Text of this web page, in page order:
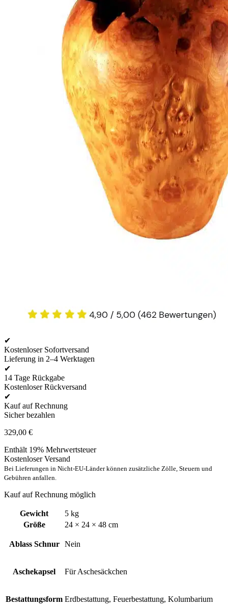
✔
Kostenloser Sofortversand
Lieferung in 2–4 Werktagen
✔
14 Tage Rückgabe
Kostenloser Rückversand
✔
Kauf auf Rechnung
Sicher bezahlen
329,00 €
Enthält 19% Mehrwertsteuer
Kostenloser Versand
Bei Lieferungen in Nicht-EU-Länder können zusätzliche Zölle, Steuern und
Gebühren anfallen.
Kauf auf Rechnung möglich
Gewicht
5 kg
Größe
24 × 24 × 48 cm
Ablass Schnur Nein
Aschekapsel Für Aschesäckchen
Bestattungsform Erdbestattung, Feuerbestattung, Kolumbarium